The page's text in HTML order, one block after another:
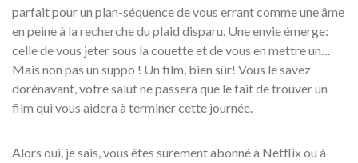
parfait pour un plan-séquence de vous errant comme une âme
en peine à la recherche du plaid disparu. Une envie émerge:
celle de vous jeter sous la couette et de vous en mettre un…
Mais non pas un suppo ! Un film, bien sûr! Vous le savez
dorénavant, votre salut ne passera que le fait de trouver un
film qui vous aidera à terminer cette journée.
Alors oui, je sais, vous êtes surement abonné à Netflix ou à